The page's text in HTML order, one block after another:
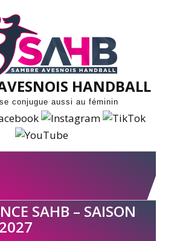
HANDBALL
conjugue aussi au féminin
SAHB – SAISON